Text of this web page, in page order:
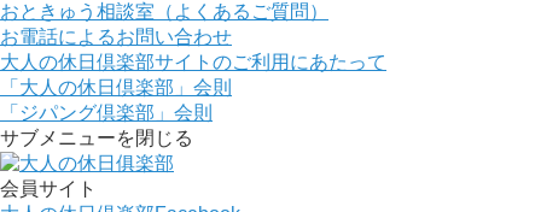
おときゅう相談室（よくあるご質問）
お電話によるお問い合わせ
大人の休日倶楽部サイトのご利用にあたって
「大人の休日倶楽部」会則
「ジパング倶楽部」会則
サブメニューを閉じる
会員サイト